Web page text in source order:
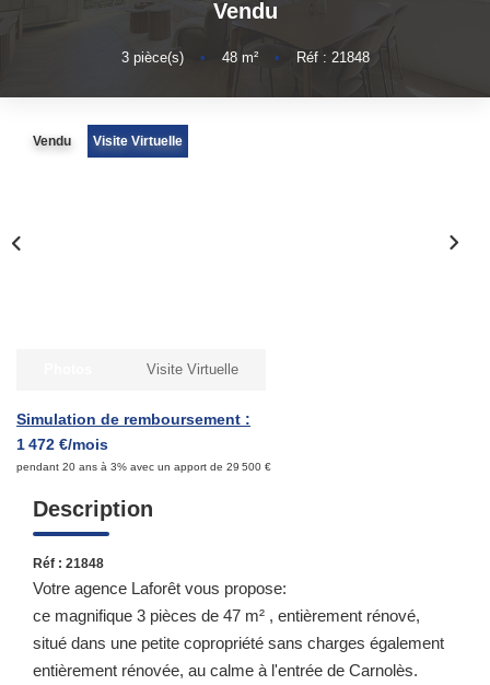
ESTIMER
NOTRE AGENCE
ESPACE CLIENT
Propriétaire
Vendu
3pièce(s) • 48m² • Réf : 21848
Vendu Visite Virtuelle
Simulation de remboursement :
1 472 €/mois
pendant 20 ans à 3% avec un apport de 29 500 €
Visite Virtuelle
Description
Réf : 21848
Votre agence Laforêt vous propose:
ce magnifique 3 pièces de 47 m² , entièrement rénové,
situé dans une petite copropriété sans charges également
entièrement rénovée, au calme à l'entrée de Carnolès.